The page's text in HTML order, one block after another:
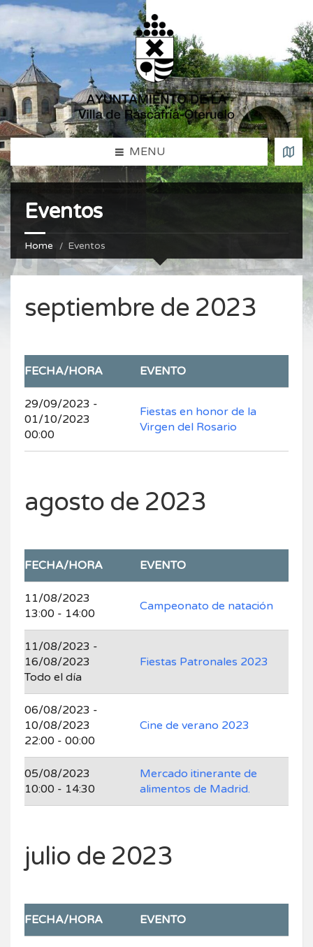
MENU
Eventos
Home Eventos
septiembre de 2023
FECHA/HORA EVENTO
29/09/2023 -
01/10/2023
00:00
Fiestas en honor de la
Virgen del Rosario
agosto de 2023
FECHA/HORA EVENTO
11/08/2023
13:00 - 14:00
Campeonato de natación
11/08/2023 -
16/08/2023
Todo el día
Fiestas Patronales 2023
06/08/2023 -
10/08/2023
22:00 - 00:00
Cine de verano 2023
05/08/2023
10:00 - 14:30
Mercado itinerante de
alimentos de Madrid.
julio de 2023
FECHA/HORA EVENTO